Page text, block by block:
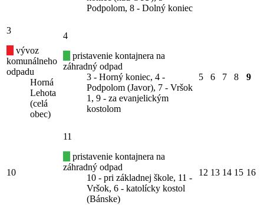
Podpolom, 8 - Dolný koniec
3
vývoz
komunálneho
odpadu
Horná
Lehota
(celá
obec)
4
pristavenie kontajnera na
záhradný odpad
3 - Horný koniec, 4 -
Podpolom (Javor), 7 - Vršok
1, 9 - za evanjelickým
kostolom
5 6 7 8 9
10
11
pristavenie kontajnera na
záhradný odpad
10 - pri základnej škole, 11 -
Vršok, 6 - katolícky kostol
(Bánske)
12 13 14 15 16